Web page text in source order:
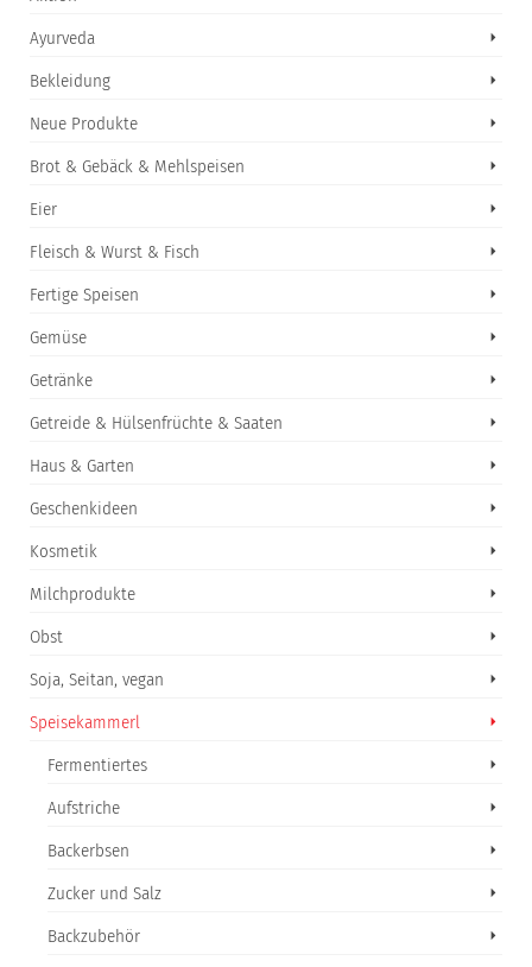
Ayurveda
Bekleidung
Neue Produkte
Brot & Gebäck & Mehlspeisen
Eier
Fleisch & Wurst & Fisch
Fertige Speisen
Gemüse
Getränke
Getreide & Hülsenfrüchte & Saaten
Haus & Garten
Geschenkideen
Kosmetik
Milchprodukte
Obst
Soja, Seitan, vegan
Speisekammerl
Fermentiertes
Aufstriche
Backerbsen
Zucker und Salz
Backzubehör